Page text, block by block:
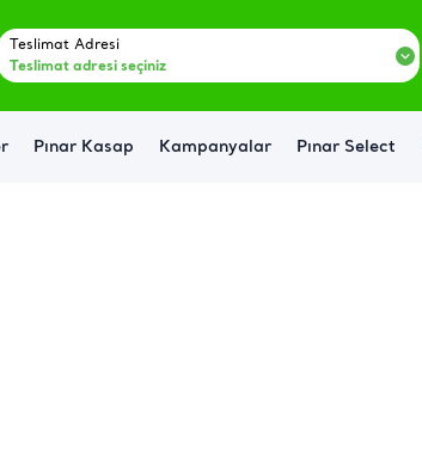
Teslimat Adresi
Teslimat adresi seçiniz
Pınar Kasap Kampanyalar Pınar Select